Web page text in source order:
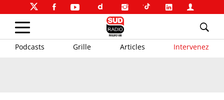
Podcasts Grille Articles Intervenez